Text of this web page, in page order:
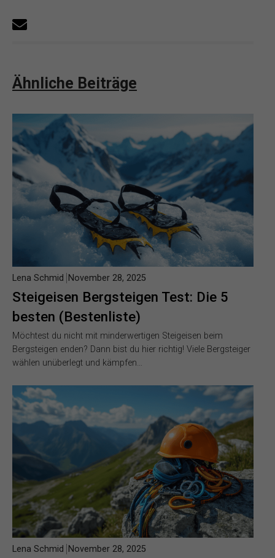
Ähnliche Beiträge
Steigeisen Bergsteigen Test: Die 5
besten (Bestenliste)
Lena Schmid November 28, 2025
Möchtest du nicht mit minderwertigen Steigeisen beim
Bergsteigen enden? Dann bist du hier richtig! Viele Bergsteiger
wählen unüberlegt und kämpfen…
Lena Schmid November 28, 2025